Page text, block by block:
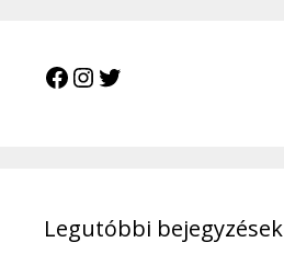
Facebook
Instagram
Legutóbbi bejegyzések